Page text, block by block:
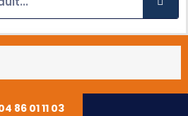
86 01 11 03